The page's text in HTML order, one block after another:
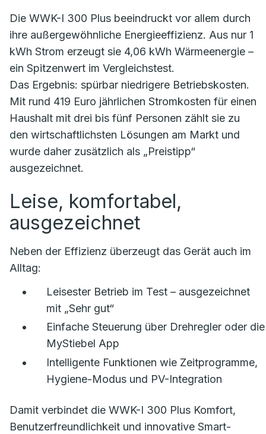
Die WWK-I 300 Plus beeindruckt vor allem durch
ihre außergewöhnliche Energieeffizienz. Aus nur 1
kWh Strom erzeugt sie 4,06 kWh Wärmeenergie –
ein Spitzenwert im Vergleichstest.
Das Ergebnis: spürbar niedrigere Betriebskosten.
Mit rund 419 Euro jährlichen Stromkosten für einen
Haushalt mit drei bis fünf Personen zählt sie zu
den wirtschaftlichsten Lösungen am Markt und
wurde daher zusätzlich als „Preistipp“
ausgezeichnet.
Leise, komfortabel,
ausgezeichnet
Neben der Effizienz überzeugt das Gerät auch im
Alltag:
Leisester Betrieb im Test – ausgezeichnet
mit „Sehr gut“
Einfache Steuerung über Drehregler oder die
MyStiebel App
Intelligente Funktionen wie Zeitprogramme,
Hygiene-Modus und PV-Integration
Damit verbindet die WWK-I 300 Plus Komfort,
Benutzerfreundlichkeit und innovative Smart-